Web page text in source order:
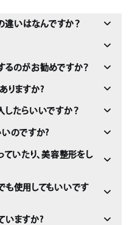
違いはなんですか？
るのがお勧めですか？
りますか?
したらいいですか？
のですか?
ていたり、美容整形をし
も使用してもいいです
いますか?